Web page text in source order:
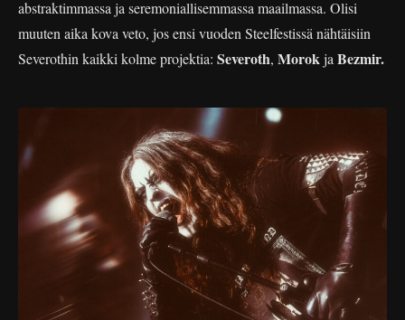
abstraktimmassa ja seremoniallisemmassa maailmassa. Olisi
muuten aika kova veto, jos ensi vuoden Steelfestissä nähtäisiin
Severothin kaikki kolme projektia: Severoth, Morokja Bezmir.